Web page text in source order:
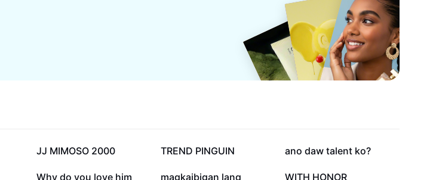
49.6K
JJ MIMOSO 2000 36.9K
TREND PINGUIN 22.1K
ano daw talent ko?
5.6K
Why do you love him 2.8K
magkaibigan lang 2.3K
WITH HONOR